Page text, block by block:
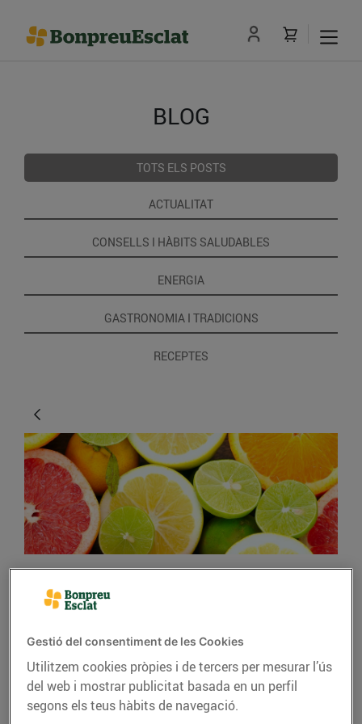
BLOG
TOTS ELS POSTS
ACTUALITAT
CONSELLS I HÀBITS SALUDABLES
ENERGIA
GASTRONOMIA I TRADICIONS
RECEPTES
CONSELLS I HÀBITS SALUDABLES
Cítrics, els millors aliats
per combatre els
refredats
03/de gener/2019
Gestió del consentiment de les Cookies
Utilitzem cookies pròpies i de tercers per mesurar l’ús
del web i mostrar publicitat basada en un perfil
segons els teus hàbits de navegació.